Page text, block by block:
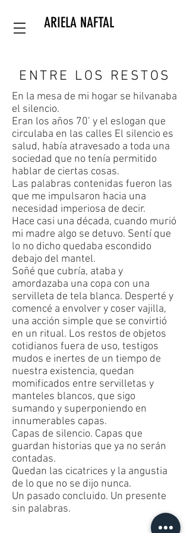
ARIELA NAFTAL
ENTRE LOS RESTOS
En la mesa de mi hogar se hilvanaba
el silencio.
Eran los años 70’ y el eslogan que
circulaba en las calles El silencio es
salud, había atravesado a toda una
sociedad que no tenía permitido
hablar de ciertas cosas.
Las palabras contenidas fueron las
que me impulsaron hacia una
necesidad imperiosa de decir.
Hace casi una década, cuando murió
mi madre algo se detuvo. Sentí que
lo no dicho quedaba escondido
debajo del mantel.
Soñé que cubría, ataba y
amordazaba una copa con una
servilleta de tela blanca. Desperté y
comencé a envolver y coser vajilla,
una acción simple que se convirtió
en un ritual. Los restos de objetos
cotidianos fuera de uso, testigos
mudos e inertes de un tiempo de
nuestra existencia, quedan
momificados entre servilletas y
manteles blancos, que sigo
sumando y superponiendo en
innumerables capas.
Capas de silencio. Capas que
guardan historias que ya no serán
contadas.
Quedan las cicatrices y la angustia
de lo que no se dijo nunca.
Un pasado concluido. Un presente
sin palabras.